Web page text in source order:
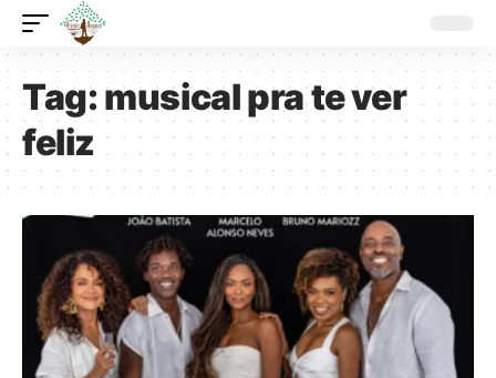
Tag:musical pra te ver
feliz